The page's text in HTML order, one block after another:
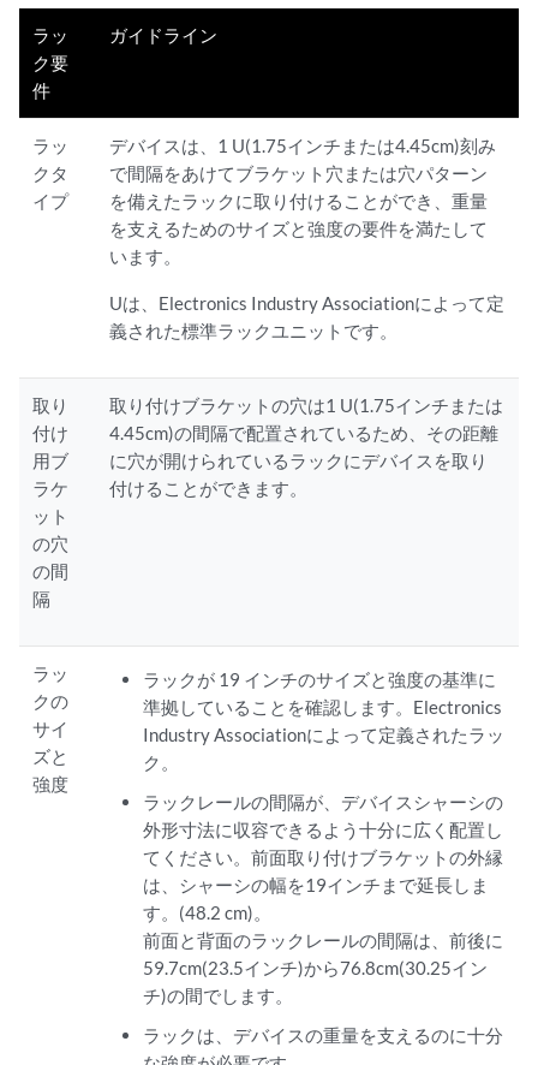
ラッ
ク要
件
ガイドライン
ラッ
クタ
イプ
デバイスは、1 U(1.75インチまたは4.45cm)刻み
で間隔をあけてブラケット穴または穴パターン
を備えたラックに取り付けることができ、重量
を支えるためのサイズと強度の要件を満たして
います。
Uは、Electronics Industry Associationによって定
義された標準ラックユニットです。
取り
付け
用ブ
ラケ
ット
の穴
の間
隔
取り付けブラケットの穴は1 U(1.75インチまたは
4.45cm)の間隔で配置されているため、その距離
に穴が開けられているラックにデバイスを取り
付けることができます。
ラッ
クの
サイ
ズと
強度
ラックが 19 インチのサイズと強度の基準に
準拠していることを確認します。Electronics
Industry Associationによって定義されたラッ
ク。
ラックレールの間隔が、デバイスシャーシの
外形寸法に収容できるよう十分に広く配置し
てください。前面取り付けブラケットの外縁
は、シャーシの幅を19インチまで延長しま
す。(48.2 cm)。
前面と背面のラックレールの間隔は、前後に
59.7cm(23.5インチ)から76.8cm(30.25イン
チ)の間でします。
ラックは、デバイスの重量を支えるのに十分